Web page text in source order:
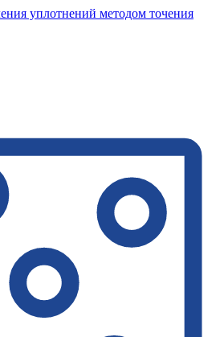
уплотнений методом точения